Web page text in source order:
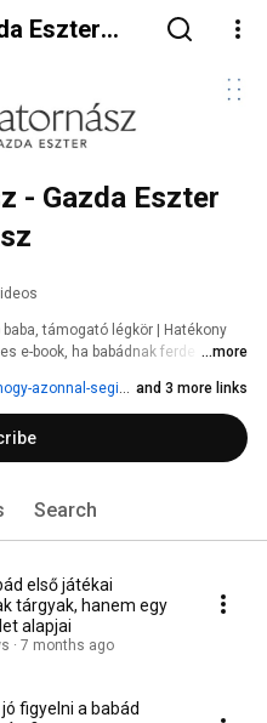
Eszter
- Gazda Eszter
támogató légkör | Hatékony
e-book, ha babádnak ferde
...more
anelkul-hogy-panikba-esnel and 3 more links
Search
első játékai
tárgyak, hanem egy
alapjai
7 months ago
figyelni a babád